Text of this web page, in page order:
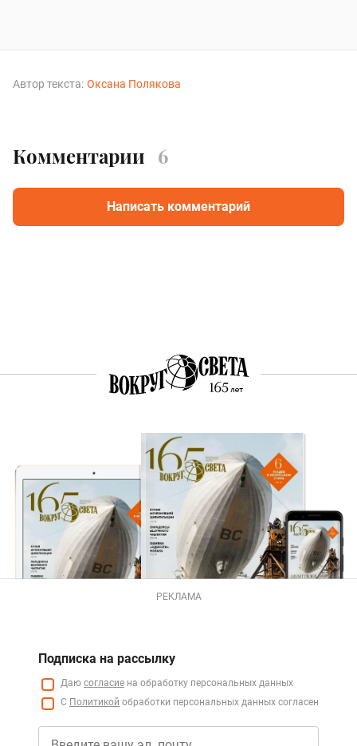
Автор текста: Оксана Полякова
Комментарии 6
Написать комментарий
РЕКЛАМА
Подписка на рассылку
Даю согласие на обработку персональных данных
С Политикой обработки персональных данных согласен